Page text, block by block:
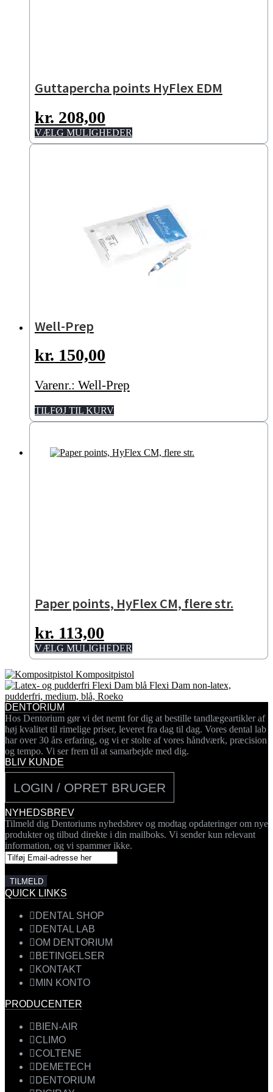
Guttapercha points HyFlex EDM
kr. 208,00
VÆLG MULIGHEDER
vare
vælges
på
varesiden
Well-Prep
kr. 150,00
Varenr.: Well-Prep
TILFØJ TIL KURV
Paper points, HyFlex CM, flere str.
kr. 113,00
VÆLG MULIGHEDER
vare
har
flere
varianter.
Mulighederne
kan
vælges
på
varesiden
Kompositpistol
Flexi Dam non-latex,
pudderfri, medium, blå, Roeko
DENTORIUM
Hos Dentorium gør vi det nemt for dig at bestille tandlægeartikler af
høj kvalitet til rimelige priser, leveret fra dag til dag. Vores dental lab
har over 30 års erfaring, og vi er stolte af vores håndværk, præcision
og tempo. Vi ser frem til at samarbejde med dig.
BLIV KUNDE
LOGIN / OPRET BRUGER
NYHEDSBREV
Tilmeld dig Dentoriums nyhedsbrev og modtag opdateringer om nye
produkter og tilbud direkte i din mailboks. Vi sender kun relevant
information, og vi spammer ikke.
QUICK LINKS
DENTAL SHOP
DENTAL LAB
OM DENTORIUM
BETINGELSER
KONTAKT
MIN KONTO
PRODUCENTER
BIEN-AIR
CLIMO
COLTENE
DEMETECH
DENTORIUM